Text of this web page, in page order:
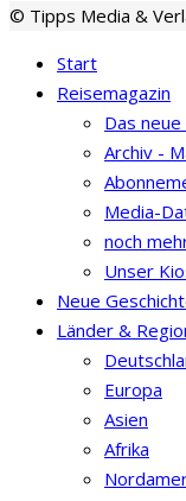
© Tipps Media &
Start
Reisemagazin
Das
Archiv -
Media-
noch
Unser
Neue
Länder &
Europa
Asien
Afrika